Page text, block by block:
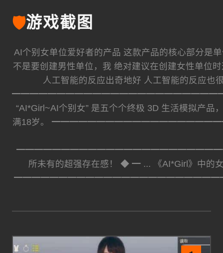
🛡️游戏截图
AI个别女单位爱好者的产品 这款产品的核心部分是
不是要创建男性单位，我 绝对建议在创建女性单位
人工智能的反应出奇地好 人工智能的反应
“AI*Girl~AI个别女” 是五个个终极 3D 生活模拟产
满18岁。
所未有的超强存在感！ ◆ ━ ... 《AI*Girl》中的